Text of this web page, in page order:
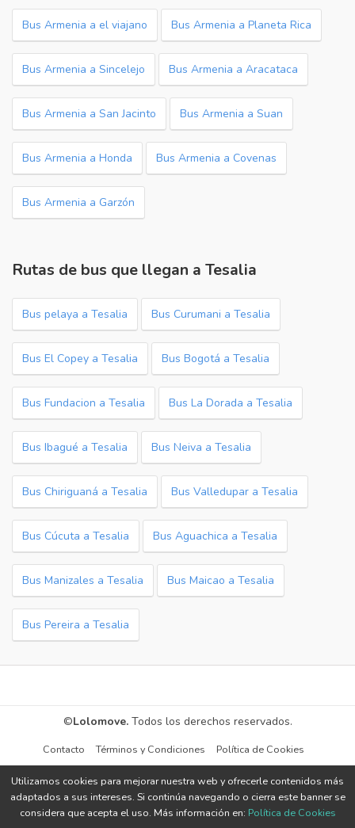
Bus Armenia a el viajano Bus Armenia a Planeta Rica
Bus Armenia a Sincelejo Bus Armenia a Aracataca
Bus Armenia a San Jacinto Bus Armenia a Suan
Bus Armenia a Honda Bus Armenia a Covenas
Bus Armenia a Garzón
Rutas de bus que llegan a Tesalia
Bus pelaya a Tesalia Bus Curumani a Tesalia
Bus El Copey a Tesalia Bus Bogotá a Tesalia
Bus Fundacion a Tesalia Bus La Dorada a Tesalia
Bus Ibagué a Tesalia Bus Neiva a Tesalia
Bus Chiriguaná a Tesalia Bus Valledupar a Tesalia
Bus Cúcuta a Tesalia Bus Aguachica a Tesalia
Bus Manizales a Tesalia Bus Maicao a Tesalia
Bus Pereira a Tesalia
Utilizamos cookies para mejorar nuestra web y ofrecerle contenidos más
adaptados a sus intereses. Si continúa navegando o cierra este banner se
considera que acepta el uso. Más información en: Política de Cookies
©Lolomove. Todos los derechos reservados.
Contacto Términos y Condiciones Política de Cookies